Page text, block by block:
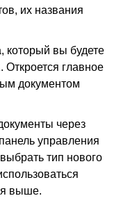
их названия
который вы будете
Откроется главное
документом
через
управления
тип нового
выше.